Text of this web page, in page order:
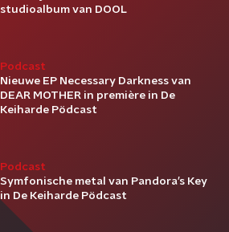
studioalbum van DOOL
Podcast
Nieuwe EP Necessary Darkness van
DEAR MOTHER in première in De
Keiharde Pödcast
Podcast
Symfonische metal van Pandora’s Key
in De Keiharde Pödcast